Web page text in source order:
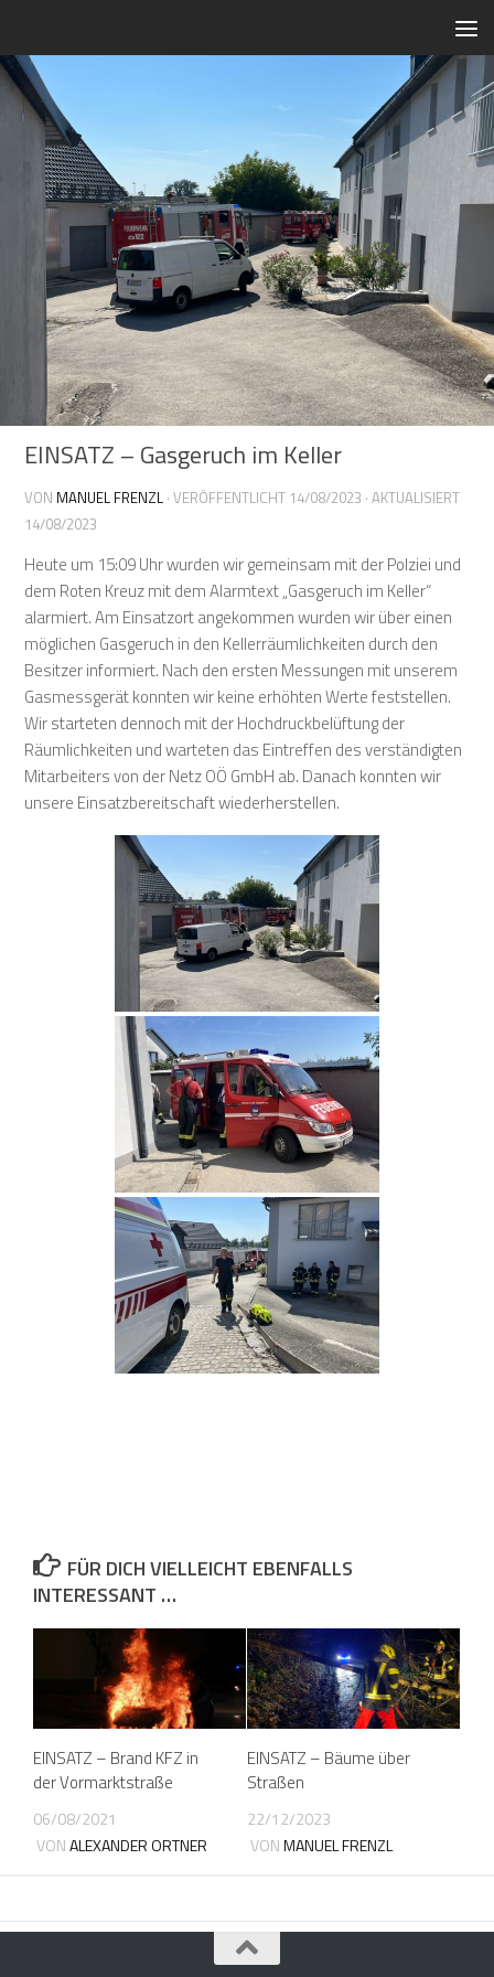
EINSATZ – Gasgeruch im Keller
VON MANUEL FRENZL · VERÖFFENTLICHT 14/08/2023 · AKTUALISIERT
14/08/2023
Heute um 15:09 Uhr wurden wir gemeinsam mit der Polziei und
dem Roten Kreuz mit dem Alarmtext „Gasgeruch im Keller“
alarmiert. Am Einsatzort angekommen wurden wir über einen
möglichen Gasgeruch in den Kellerräumlichkeiten durch den
Besitzer informiert. Nach den ersten Messungen mit unserem
Gasmessgerät konnten wir keine erhöhten Werte feststellen.
Wir starteten dennoch mit der Hochdruckbelüftung der
Räumlichkeiten und warteten das Eintreffen des verständigten
Mitarbeiters von der Netz OÖ GmbH ab. Danach konnten wir
unsere Einsatzbereitschaft wiederherstellen.
FÜR DICH VIELLEICHT EBENFALLS
INTERESSANT …
EINSATZ – Brand KFZ in
der Vormarktstraße
06/08/2021
VONALEXANDER ORTNER
EINSATZ – Bäume über
Straßen
22/12/2023
VONMANUEL FRENZL